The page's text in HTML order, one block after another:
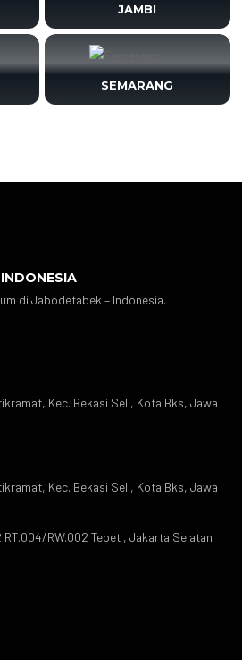
JAMBI
SEMARANG
di Jabodetabek – Indonesia.
Kec. Bekasi Sel., Kota Bks, Jawa
Kec. Bekasi Sel., Kota Bks, Jawa
RT.004/RW.002 Tebet , Jakarta Selatan